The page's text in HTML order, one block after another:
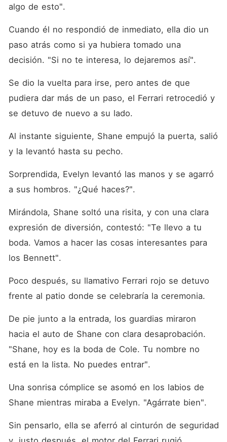
algo de esto".
Cuando él no respondió de inmediato, ella dio un
paso atrás como si ya hubiera tomado una
decisión. "Si no te interesa, lo dejaremos así".
Se dio la vuelta para irse, pero antes de que
pudiera dar más de un paso, el Ferrari retrocedió y
se detuvo de nuevo a su lado.
Al instante siguiente, Shane empujó la puerta, salió
y la levantó hasta su pecho.
Sorprendida, Evelyn levantó las manos y se agarró
a sus hombros. "¿Qué haces?".
Mirándola, Shane soltó una risita, y con una clara
expresión de diversión, contestó: "Te llevo a tu
boda. Vamos a hacer las cosas interesantes para
los Bennett".
Poco después, su llamativo Ferrari rojo se detuvo
frente al patio donde se celebraría la ceremonia.
De pie junto a la entrada, los guardias miraron
hacia el auto de Shane con clara desaprobación.
"Shane, hoy es la boda de Cole. Tu nombre no
está en la lista. No puedes entrar".
Una sonrisa cómplice se asomó en los labios de
Shane mientras miraba a Evelyn. "Agárrate bien".
Sin pensarlo, ella se aferró al cinturón de seguridad